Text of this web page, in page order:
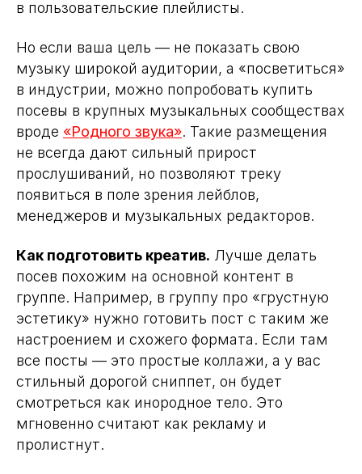
в пользовательские плейлисты.
Но если ваша цель — не показать свою
музыку широкой аудитории, а «посветиться»
в индустрии, можно попробовать купить
посевы в крупных музыкальных сообществах
вроде «Родного звука». Такие размещения
не всегда дают сильный прирост
прослушиваний, но позволяют треку
появиться в поле зрения лейблов,
менеджеров и музыкальных редакторов.
Как подготовить креатив. Лучше делать
посев похожим на основной контент в
группе. Например, в группу про «грустную
эстетику» нужно готовить пост с таким же
настроением и схожего формата. Если там
все посты — это простые коллажи, а у вас
стильный дорогой сниппет, он будет
смотреться как инородное тело. Это
мгновенно считают как рекламу и
пролистнут.